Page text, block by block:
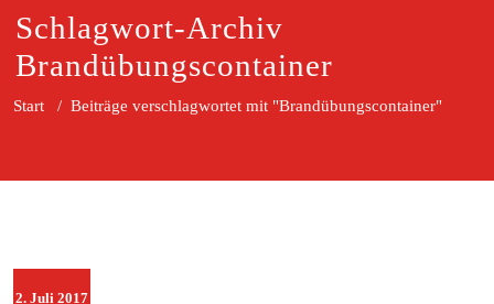
Schlagwort-Archiv
Brandübungscontainer
Start / Beiträge verschlagwortet mit "Brandübungscontainer"
2. Juli 2017